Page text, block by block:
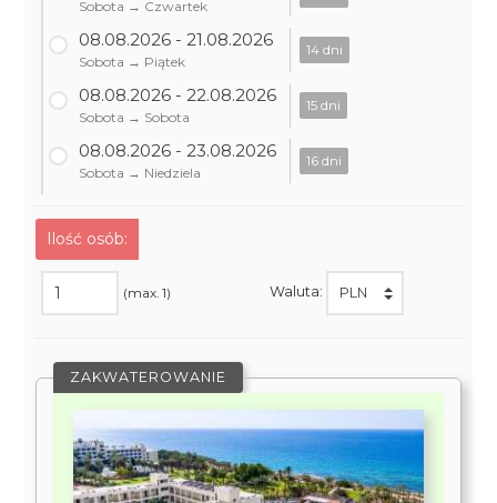
Sobota → Czwartek
08.08.2026 - 21.08.2026
Sobota → Piątek
14 dni
08.08.2026 - 22.08.2026
Sobota → Sobota
15 dni
08.08.2026 - 23.08.2026
Sobota → Niedziela
16 dni
Ilość osób:
(max. 1) Waluta:
ZAKWATEROWANIE